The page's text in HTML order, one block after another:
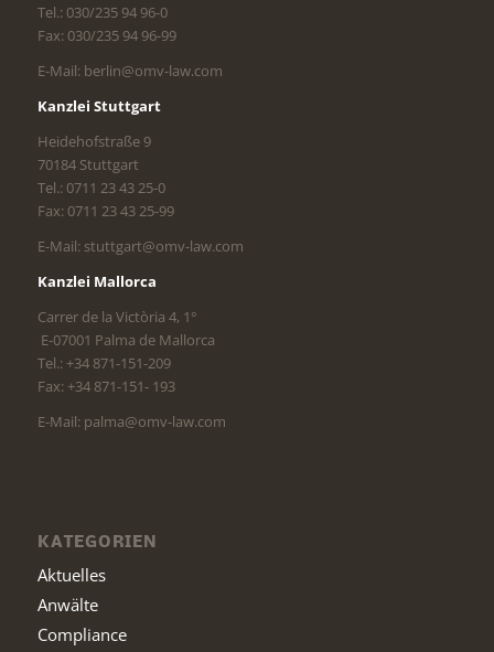
Tel.: 030/235 94 96-0
Fax: 030/235 94 96-99
E-Mail: berlin@omv-law.com
Kanzlei Stuttgart
Heidehofstraße 9
70184 Stuttgart
Tel.: 0711 23 43 25-0
Fax: 0711 23 43 25-99
E-Mail: stuttgart@omv-law.com
Kanzlei Mallorca
Carrer de la Victòria 4, 1°
E-07001 Palma de Mallorca
Tel.: +34 871-151-209
Fax: +34 871-151- 193
E-Mail: palma@omv-law.com
KATEGORIEN
Aktuelles
Anwälte
Compliance